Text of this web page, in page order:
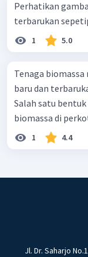
Perhatikan gambar berikut!
terbarukan
1 5.0
Tenaga
baru dan
Salah satu
biomassa di
1 4.4
Jl. Dr. Saharjo